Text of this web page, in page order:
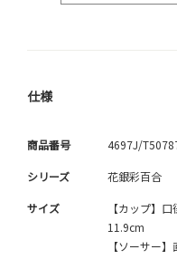
仕様
商品番号 4697J/
シリーズ 花銀彩百合
サイズ
【カップ】
11.9cm
【ソーサー